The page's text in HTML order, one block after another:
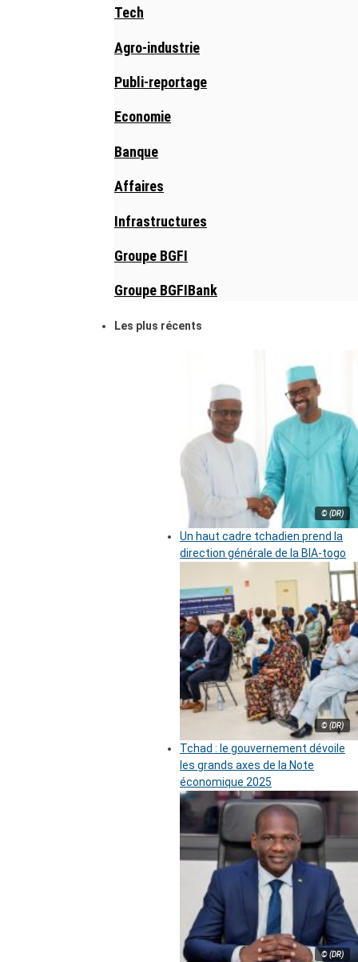
Tech
Agro-industrie
Publi-reportage
Economie
Banque
Affaires
Infrastructures
Groupe BGFI
Groupe BGFIBank
Les plus récents
© (DR)
Un haut cadre tchadien prend la
direction générale de la BIA-togo
© (DR)
Tchad : le gouvernement dévoile
les grands axes de la Note
économique 2025
© (DR)